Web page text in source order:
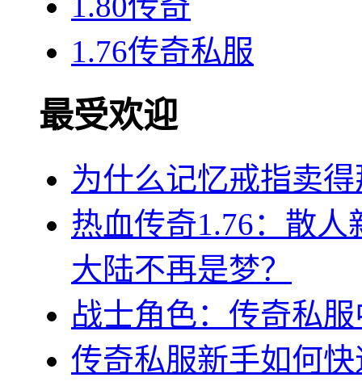
1.76传奇私服
最受欢迎
为什么记忆戒指卖
热血传奇1.76：散
大陆不再是梦？
战士角色：传奇私
传奇私服新手如何